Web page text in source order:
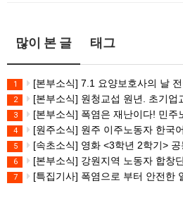
많이 본 글 태그
1 [본부소식] 7.1 요양보호사의 날
2 [본부소식] 원청교섭 원년. 초기업교섭 돌파! 모든 노동자의
3 [본부소식] 폭염은 재난이다! 민주노총 강원
4 [원주소식] 원주 이주노동자 한국
5 [속초소식] 영화 <3학년 2학기> 공
6 [본부소식] 강원지역 노동자 합창
7 [특집기사] 폭염으로 부터 안전한